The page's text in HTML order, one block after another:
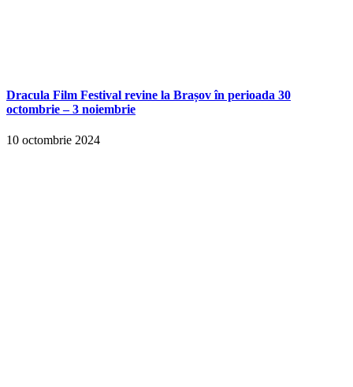
Dracula Film Festival revine la Brașov în perioada 30
octombrie – 3 noiembrie
10 octombrie 2024